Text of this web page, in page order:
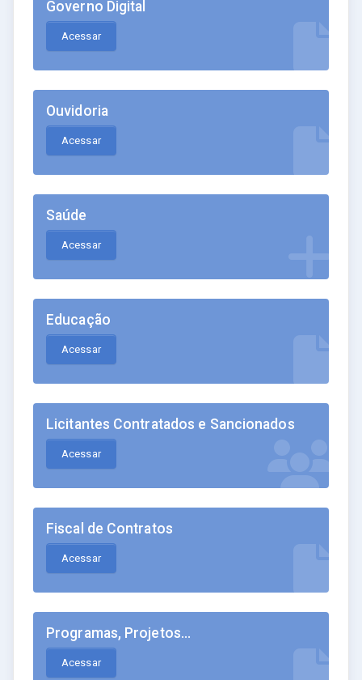
Governo Digital
Acessar
Ouvidoria
Acessar
Saúde
Acessar
Educação
Acessar
Licitantes Contratados e Sancionados
Acessar
Fiscal de Contratos
Acessar
Programas, Projetos...
Acessar